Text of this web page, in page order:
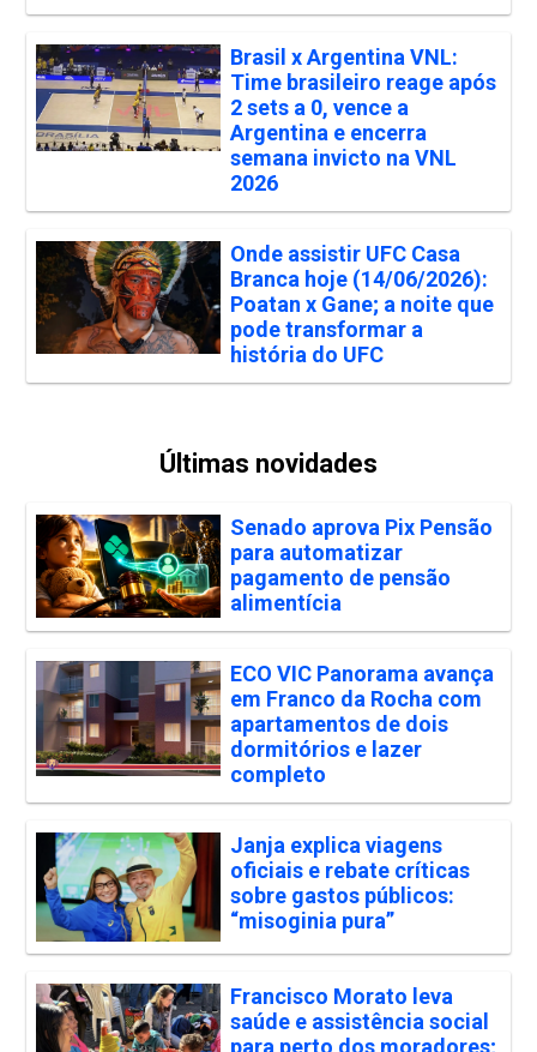
Brasil x Argentina VNL:
Time brasileiro reage após
2 sets a 0, vence a
Argentina e encerra
semana invicto na VNL
2026
Onde assistir UFC Casa
Branca hoje (14/06/2026):
Poatan x Gane; a noite que
pode transformar a
história do UFC
Últimas novidades
Senado aprova Pix Pensão
para automatizar
pagamento de pensão
alimentícia
ECO VIC Panorama avança
em Franco da Rocha com
apartamentos de dois
dormitórios e lazer
completo
Janja explica viagens
oficiais e rebate críticas
sobre gastos públicos:
“misoginia pura”
Francisco Morato leva
saúde e assistência social
para perto dos moradores;